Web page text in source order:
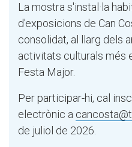
La mostra s'instal·la
d'exposicions de Can
consolidat, al llarg dels
activitats culturals més
Festa Major.
Per participar-hi, cal
electrònic a
de juliol de 2026.